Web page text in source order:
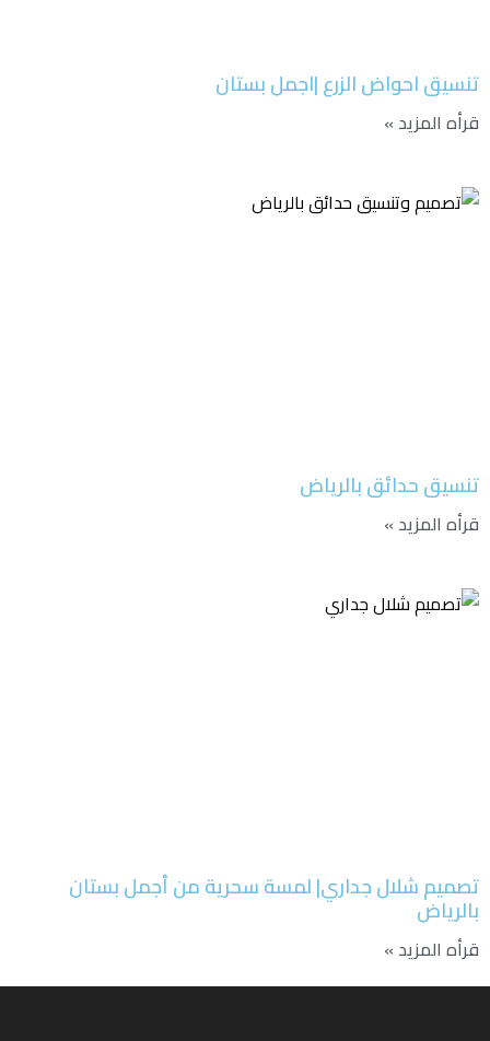
تنسيق احواض الزرع |اجمل بستان
قرأه المزيد »
تنسيق حدائق بالرياض
قرأه المزيد »
تصميم شلال جداري| لمسة سحرية من أجمل بستان
بالرياض
قرأه المزيد »